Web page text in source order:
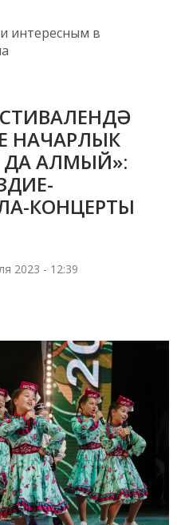
интересным в
НАЧАРЛЫК
АЛМЫЙ»:
КОНЦЕРТЫ
2023 - 12:39